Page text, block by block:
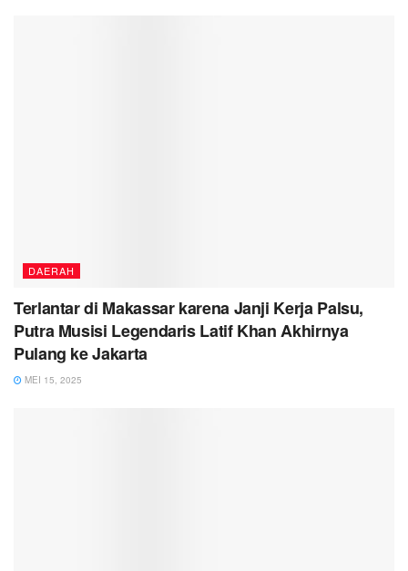
DAERAH
Terlantar di Makassar karena Janji Kerja Palsu,
Putra Musisi Legendaris Latif Khan Akhirnya
Pulang ke Jakarta
MEI 15, 2025